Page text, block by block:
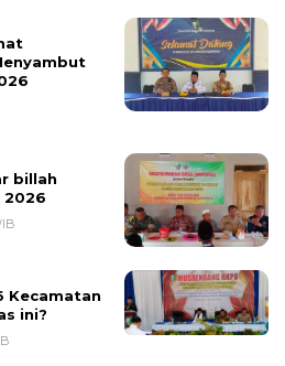
billah
2026
Kecamatan
ini?